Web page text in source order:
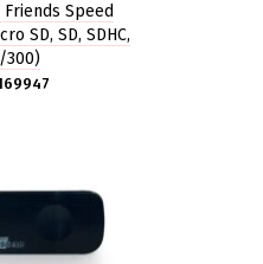
Speed
SD, SD, SDHC,
300)